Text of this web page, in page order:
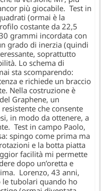
più giocabile. Test in
(ormai è la
costante da 22,5
grammi incordata con
grado di inerzia (quindi
soprattutto
Lo schema di
sta scomparendo:
e richiede un braccio
Nella costruzione è
Graphene, un
che consente
in modo da ottenere, a
Test in campo Paolo,
spingo come prima ma
e la botta piatta
facilità mi permette
dopo un’oretta e
Lorenzo, 43 anni,
le tubolari quando ho